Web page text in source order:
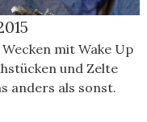
mit Wake Up
und Zelte
anders als sonst.